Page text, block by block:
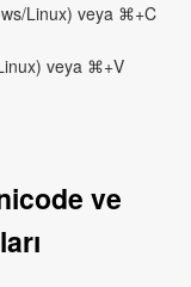
Linux) veya ⌘+C
veya ⌘+V
ve